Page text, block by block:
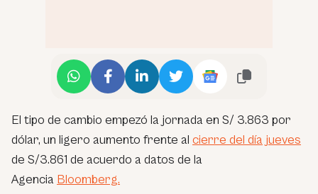
El tipo de cambio empezó la jornada en S/ 3.863 por
dólar, un ligero aumento frente al cierre del día jueves
de S/3.861 de acuerdo a datos de la
Agencia Bloomberg.